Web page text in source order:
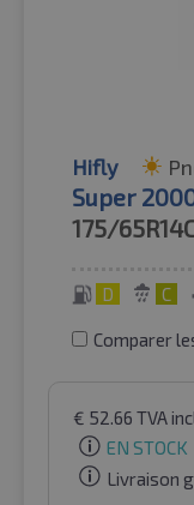
Hifly
Super
175/
D C
Comparer
€ 52.66 TVA
EN STOCK
Livraison